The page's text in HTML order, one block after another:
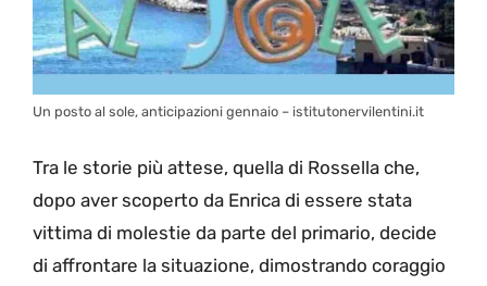
Un posto al sole, anticipazioni gennaio – istitutonervilentini.it
Tra le storie più attese, quella di Rossella che,
dopo aver scoperto da Enrica di essere stata
vittima di molestie da parte del primario, decide
di affrontare la situazione, dimostrando coraggio